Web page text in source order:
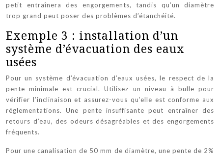
petit entraînera des engorgements, tandis qu’un diamètre
trop grand peut poser des problèmes d’étanchéité.
Exemple 3 : installation d’un
système d’évacuation des eaux
usées
Pour un système d’évacuation d’eaux usées, le respect de la
pente minimale est crucial. Utilisez un niveau à bulle pour
vérifier l’inclinaison et assurez-vous qu’elle est conforme aux
réglementations. Une pente insuffisante peut entraîner des
retours d’eau, des odeurs désagréables et des engorgements
fréquents.
Pour une canalisation de 50 mm de diamètre, une pente de 2%